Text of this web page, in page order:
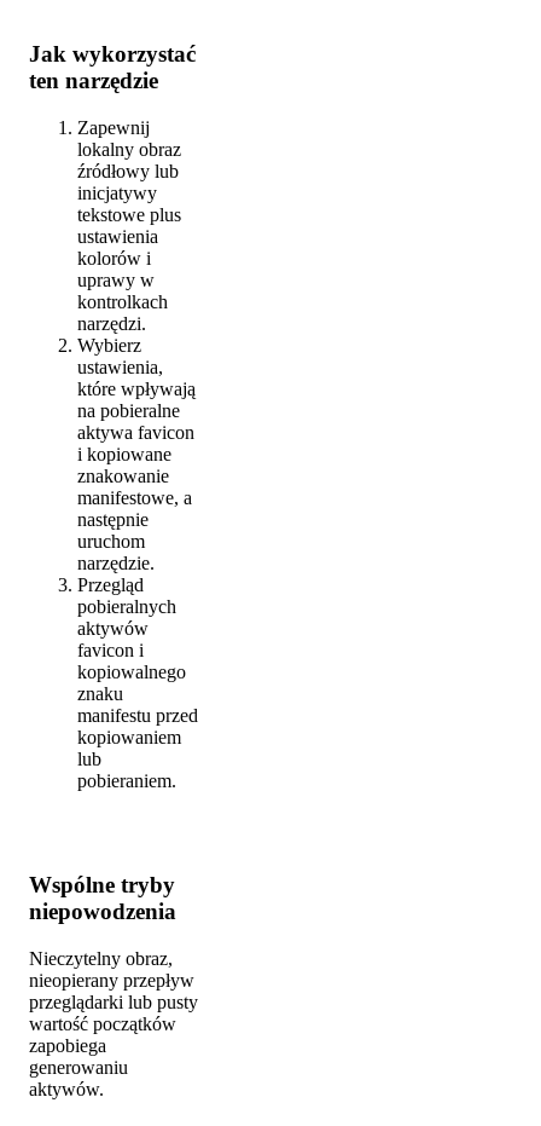
Jak wykorzystać
ten narzędzie
Zapewnij
lokalny obraz
źródłowy lub
inicjatywy
tekstowe plus
ustawienia
kolorów i
uprawy w
kontrolkach
narzędzi.
Wybierz
ustawienia,
które wpływają
na pobieralne
aktywa favicon
i kopiowane
znakowanie
manifestowe, a
następnie
uruchom
narzędzie.
Przegląd
pobieralnych
aktywów
favicon i
kopiowalnego
znaku
manifestu przed
kopiowaniem
lub
pobieraniem.
Wspólne tryby
niepowodzenia
Nieczytelny obraz,
nieopierany przepływ
przeglądarki lub pusty
wartość początków
zapobiega
generowaniu
aktywów.